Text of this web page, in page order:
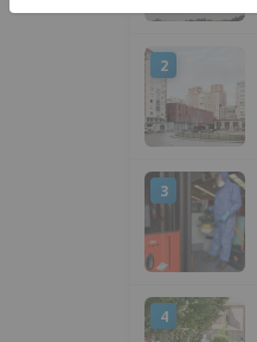
2
3
4